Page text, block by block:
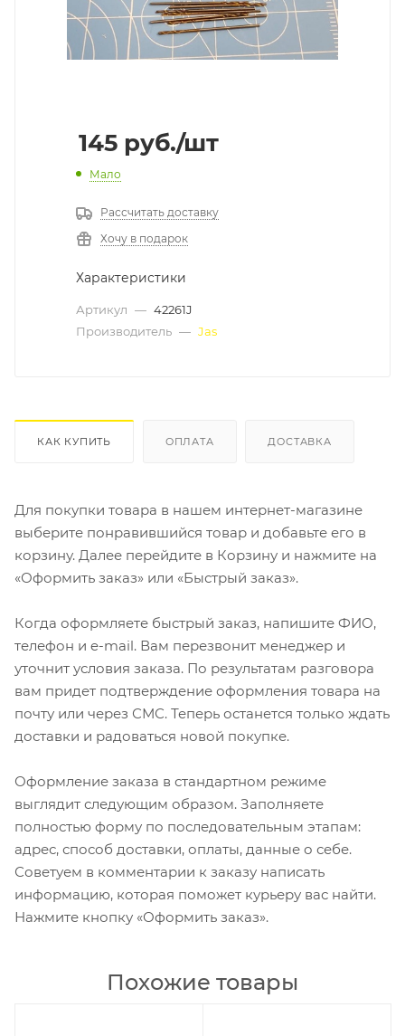
145 руб./шт
Мало
Рассчитать доставку
Хочу в подарок
Характеристики
Артикул — 42261J
Производитель — Jas
КАК КУПИТЬ ОПЛАТА ДОСТАВКА
Для покупки товара в нашем интернет-магазине
выберите понравившийся товар и добавьте его в
корзину. Далее перейдите в Корзину и нажмите на
«Оформить заказ» или «Быстрый заказ».
Когда оформляете быстрый заказ, напишите ФИО,
телефон и e-mail. Вам перезвонит менеджер и
уточнит условия заказа. По результатам разговора
вам придет подтверждение оформления товара на
почту или через СМС. Теперь останется только ждать
доставки и радоваться новой покупке.
Оформление заказа в стандартном режиме
выглядит следующим образом. Заполняете
полностью форму по последовательным этапам:
адрес, способ доставки, оплаты, данные о себе.
Советуем в комментарии к заказу написать
информацию, которая поможет курьеру вас найти.
Нажмите кнопку «Оформить заказ».
Похожие товары